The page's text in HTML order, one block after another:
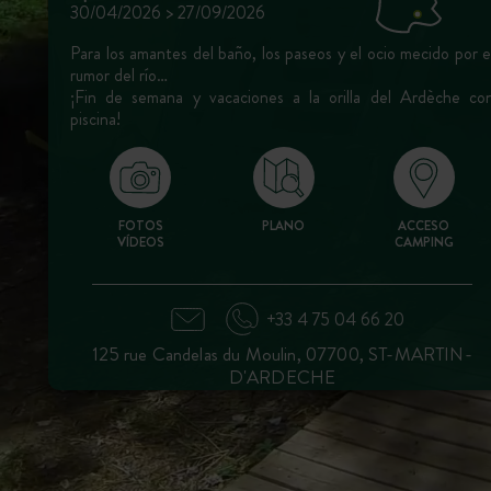
30/04/2026 > 27/09/2026
Para los amantes del baño, los paseos y el ocio mecido por
rumor del río…
¡Fin de semana y vacaciones a la orilla del Ardèche
piscina!
FOTOS
VÍDEOS
PLANO
ACCESO
CAMPING
+33 4 75 04 66 20
125 rue Candelas du Moulin, 07700, ST-MARTIN-
D'ARDECHE